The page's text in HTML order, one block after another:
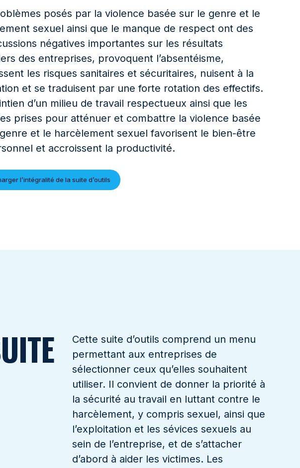
posés par la violence basée sur le genre et le
sexuel ainsi que le manque de respect ont des
négatives importantes sur les résultats
des entreprises, provoquent l’absentéisme,
les risques sanitaires et sécuritaires, nuisent à la
et se traduisent par une forte rotation des effectifs.
d’un milieu de travail respectueux ainsi que les
prises pour atténuer et combattre la violence basée
et le harcèlement sexuel favorisent le bien-être
et accroissent la productivité.
l’intégralité de la suite d’outils
Cette suite d’outils comprend un menu
permettant aux entreprises de
sélectionner ceux qu’elles souhaitent
utiliser. Il convient de donner la priorité à
la sécurité au travail en luttant contre le
harcèlement, y compris sexuel, ainsi que
l’exploitation et les sévices sexuels au
sein de l’entreprise, et de s’attacher
d’abord à aider les victimes. Les